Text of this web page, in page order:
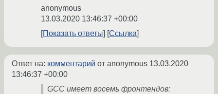
anonymous
13.03.2020 13:46:37 +00:00
Показать ответы
Ссылка
Ответ на: комментарий от anonymous 13.03.2020
13:46:37 +00:00
GCC имеет восемь фронтендов: